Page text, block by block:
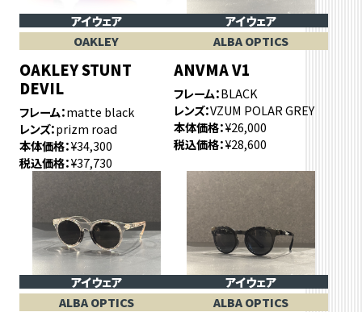
アイウェア
OAKLEY
OAKLEY STUNT
DEVIL
フレーム matte black
レンズ prizm road
本体価格 ¥34,300
税込価格 ¥37,730
アイウェア
ALBA OPTICS
ANVMA V1
フレーム BLACK
レンズ VZUM POLAR GREY
本体価格 ¥26,000
税込価格 ¥28,600
アイウェア
ALBA OPTICS
アイウェア
ALBA OPTICS